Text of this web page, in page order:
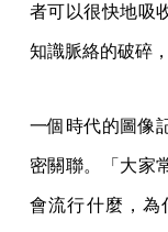
者可以很快地吸
知識脈絡的破碎
一個時代的圖像
密關聯。「大家
會流行什麼，為